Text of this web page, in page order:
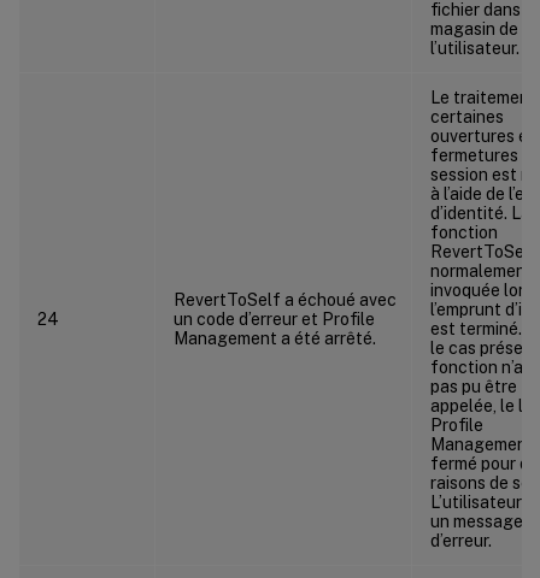
fichier dans le
magasin de
l’utilisateur.
24
RevertToSelf a échoué avec
un code d’erreur et Profile
Management a été arrêté.
Le traitement
certaines
ouvertures et
fermetures de
session est
à l’aide de
d’identité. La
fonction
normalement
invoquée
l’emprunt
est terminé.
le cas
fonction
pas pu être
appelée, le
Profile
Management
fermé pour
raisons de
L’utilisateur
un message
d’erreur.